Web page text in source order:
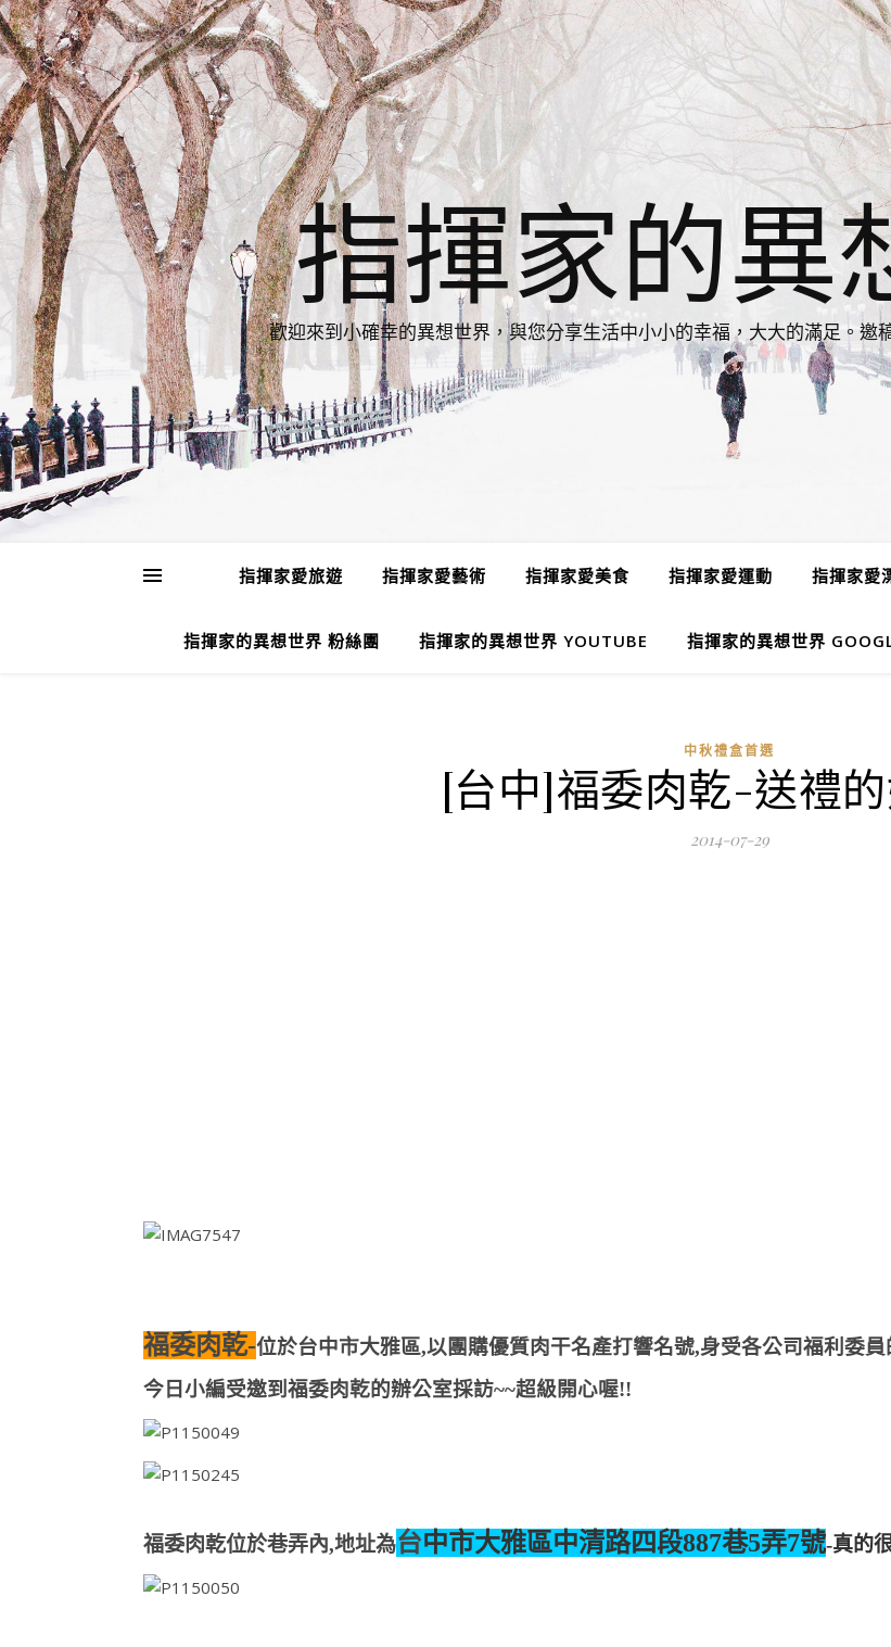
指揮家的異
歡迎來到小確幸的異想世界，與您分享生活中小小的幸福，大大的滿足。
指揮家愛旅遊 指揮家愛藝術 指揮家愛美食 指揮家愛運動 指揮家愛
指揮家的異想世界 粉絲團 指揮家的異想世界 YOUTUBE 指揮家的異想世界
中秋禮盒首選
[台中]福委肉乾-送禮
2014-07-29
福委肉乾-位於台中市大雅區,以團購優質肉干名產打響名號,身受各公司福利委員
今日小編受邀到福委肉乾的辦公室採訪~~超級開心喔!!
福委肉乾位於巷弄內,地址為台中市大雅區中清路四段887巷5弄7號-真的